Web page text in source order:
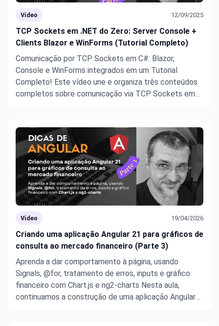
Vídeo 12/09/2025
TCP Sockets em .NET do Zero: Server Console +
Clients Blazor e WinForms (Tutorial Completo)
Comunicação por TCP Sockets em C#: Blazor,
Console e WinForms integrados em um Tutorial
Completo! Este vídeo une e organiza três conteúdos
completos sobre comunicação via TCP Sockets em
Client e WinForms Client. Você ...
Vídeo 19/04/2026
Criando uma aplicação Angular 21 para gráficos de
consulta ao mercado financeiro (Parte 3)
Aprenda a dar comportamento à página, usando
Signals, @for, tratamento de erros, inputs e gráfico
financeiro com Chart.js e ng2-charts Nesta aula,
continuamos a construção de uma aplicação Angular